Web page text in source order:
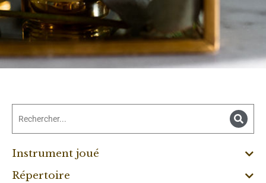
Instrument joué
Répertoire